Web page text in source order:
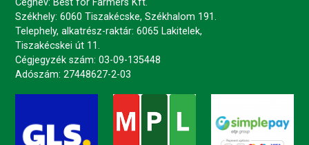
Cégnév: Best for Farmers Kft.
Székhely: 6060 Tiszakécske, Székhalom 191.
Telephely, alkatrész-raktár: 6065 Lakitelek,
Tiszakécskei út 11.
Cégjegyzék szám: 03-09-135448
Adószám: 27448627-2-03